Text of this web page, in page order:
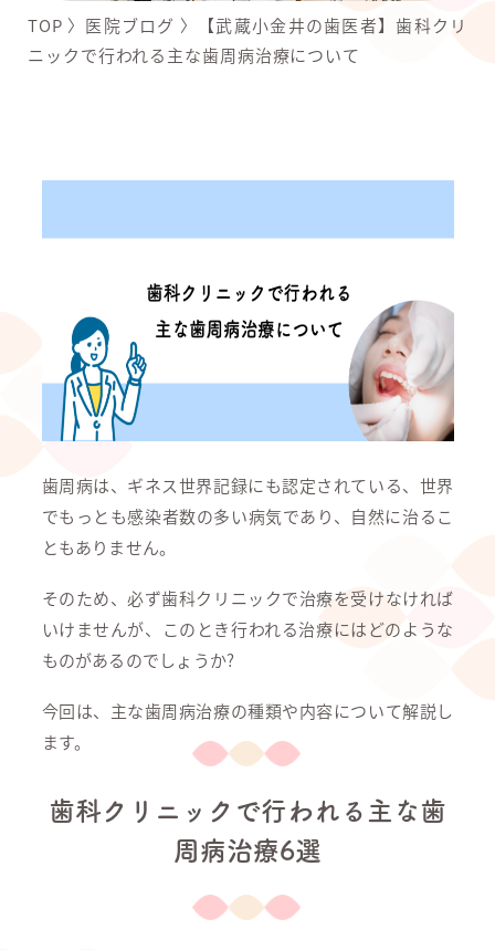
TOP 〉 医院ブログ 〉
【武蔵小金井の歯医者】歯科クリ
ニックで行われる主な歯周病治療について
歯周病は、ギネス世界記録にも認定されている、世界
でもっとも感染者数の多い病気であり、自然に治るこ
ともありません。
そのため、必ず歯科クリニックで治療を受けなければ
いけませんが、このとき行われる治療にはどのような
ものがあるのでしょうか?
今回は、主な歯周病治療の種類や内容について解説し
ます。
歯科クリニックで行われる主な歯
周病治療6選